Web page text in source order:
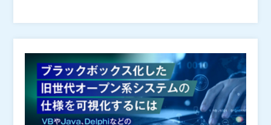
スへどう実装していくのか、その全体像を解説します。
PoCや一部活用で止まらず、AIを本番稼働と業務価値に
つなげていくために、「データ統合」「開発・運用」
「アプリ実装」の3層がどのように噛み合い、AIと業務
をつないでいくのか を、事例を交えながら紹介しま
す。
株式会社オープンソース活用研究所（）
マジセミ株式会社（）
※共催、協賛、協力、講演企業は将来的に追加、削除さ
れる可能性があります。